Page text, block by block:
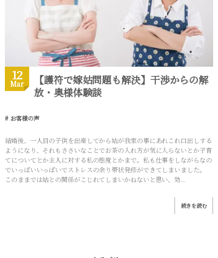
12
Mar
【護符で嫁姑問題も解決】干渉からの解
放・奥様体験談
お客様の声
結婚後、一人目の子供を出産してから姑が我家の事にあれこれ口出しする
ようになり、それもささいなことでお茶の入れ方が気に入らないとか子育
てについてとか主人に対する私の態度とかまで。私も仕事をしながらなの
でいっぱいいっぱいでストレスの余り帯状発疹ができてしまいました。
このままでは姑との関係がこじれてしまいかねないと思い、効...
続きを読む